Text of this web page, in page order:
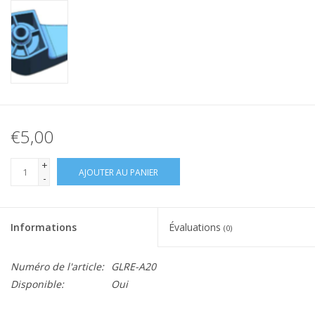
€5,00
+
-
AJOUTER AU PANIER
Informations Évaluations (0)
Numéro de l'article:
GLRE-A20
Disponible:
Oui